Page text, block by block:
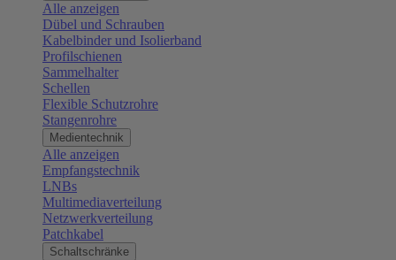
Alle anzeigen
Dübel und Schrauben
Kabelbinder und Isolierband
Profilschienen
Sammelhalter
Schellen
Flexible Schutzrohre
Stangenrohre
Medientechnik
Alle anzeigen
Empfangstechnik
LNBs
Multimediaverteilung
Netzwerkverteilung
Patchkabel
Schaltschränke